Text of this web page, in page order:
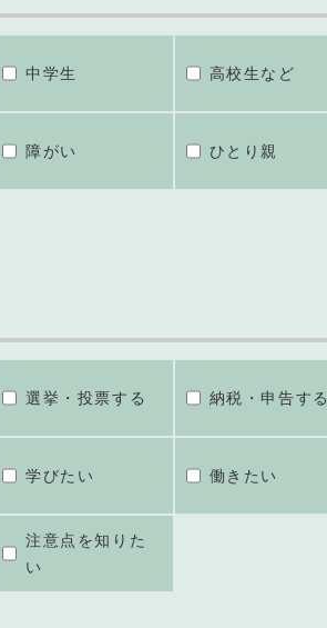
中学生 高校生など
障がい ひとり親
選挙・投票する 納税・申告する
学びたい 働きたい
注意点を知りた
い